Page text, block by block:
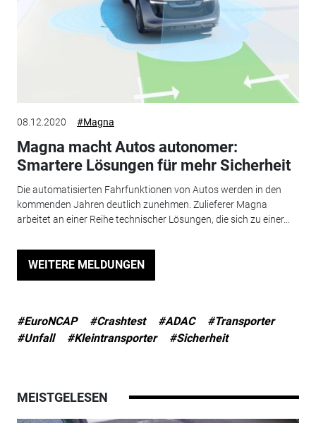
08.12.2020 #Magna
Magna macht Autos autonomer:
Smartere Lösungen für mehr Sicherheit
Die automatisierten Fahrfunktionen von Autos werden in den
kommenden Jahren deutlich zunehmen. Zulieferer Magna
arbeitet an einer Reihe technischer Lösungen, die sich zu einer...
WEITERE MELDUNGEN
#EuroNCAP #Crashtest #ADAC
#Transporter
#Unfall
#Kleintransporter #Sicherheit
MEISTGELESEN